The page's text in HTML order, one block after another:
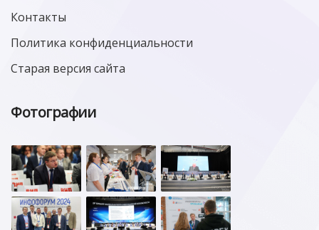
Контакты
Политика конфиденциальности
Старая версия сайта
Фотографии